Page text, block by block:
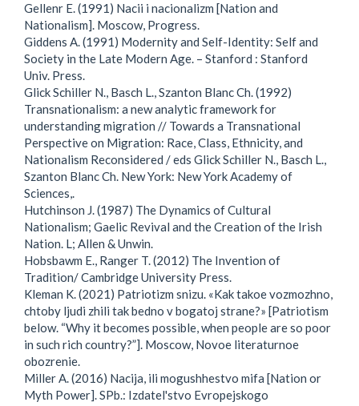
Gellenr E. (1991) Nacii i nacionalizm [Nation and
Nationalism]. Moscow, Progress.
Giddens A. (1991) Modernity and Self-Identity: Self and
Society in the Late Modern Age. – Stanford : Stanford
Univ. Press.
Glick Schiller N., Basch L., Szanton Blanc Ch. (1992)
Transnationalism: a new analytic framework for
understanding migration // Towards a Transnational
Perspective on Migration: Race, Class, Ethnicity, and
Nationalism Reconsidered / eds Glick Schiller N., Basch L.,
Szanton Blanc Ch. New York: New York Academy of
Sciences,.
Hutchinson J. (1987) The Dynamics of Cultural
Nationalism; Gaelic Revival and the Creation of the Irish
Nation. L; Allen & Unwin.
Hobsbawm E., Ranger T. (2012) The Invention of
Tradition/ Cambridge University Press.
Kleman K. (2021) Patriotizm snizu. «Kak takoe vozmozhno,
chtoby ljudi zhili tak bedno v bogatoj strane?» [Patriotism
below. “Why it becomes possible, when people are so poor
in such rich country?”]. Moscow, Novoe literaturnoe
obozrenie.
Miller A. (2016) Nacija, ili mogushhestvo mifa [Nation or
Myth Power]. SPb.: Izdatel'stvo Evropejskogo